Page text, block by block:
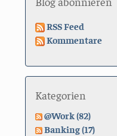
RSS Feed
Kommentare
Kategorien
@Work (82)
Banking (17)